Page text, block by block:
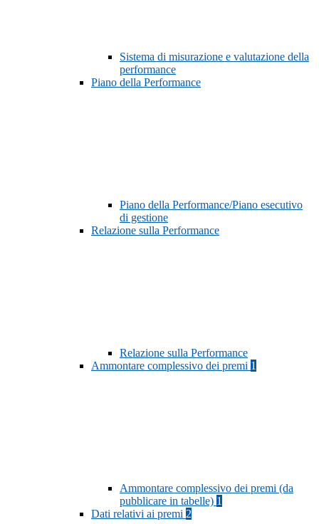
Sistema di misurazione e valutazione della
performance
Piano della Performance
Piano della Performance/Piano esecutivo
di gestione
Relazione sulla Performance
Relazione sulla Performance
Ammontare complessivo dei premi 1
Ammontare complessivo dei premi (da
pubblicare in tabelle) 1
Dati relativi ai premi 2